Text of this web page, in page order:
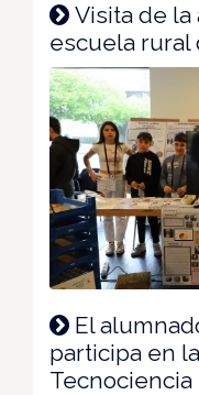
Visita de la
escuela rural
El
participa en
Tecnociencia